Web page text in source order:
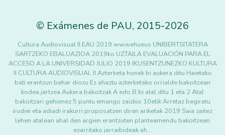
© Exámenes de PAU, 2015-2026
Cultura Audiovisual II EAU 2019 wwwehueus UNIBERTSITATERA
SARTZEKO EBALUAZIOA 2019ko UZTAILA EVALUACIÓN PARA EL
ACCESO A LA UNIVERSIDAD JULIO 2019 IKUSENTZUNEZKO KULTURA
II CULTURA AUDIOVISUAL II Azterketa honek bi aukera ditu Haietako
bati erantzun behar diozu Ez ahaztu azterketako orrialde bakoitzean
kodea jartzea Aukera bakoitzak A edo B bi atal ditu 1 eta 2 Atal
bakoitzari gehienez 5 puntu emango zaizkio 10etik Arretaz begiratu
irudiei eta adiadi irakurri proposatzen diren ariketak 2019 Saia zaitez
lehen atalean ahal den argien erantzuten planteamendu bakoitzean
ezarritako jarraibideak ah…